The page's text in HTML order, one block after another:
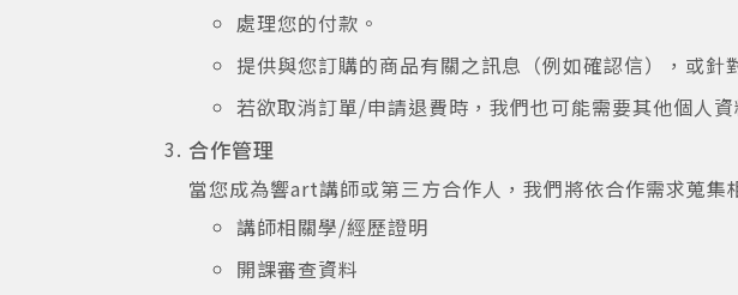
處理您的付款。
提供與您訂購的商品有關之訊息（例如確認信），或針
若欲取消訂單/申請退費時，我們也可能需要其他個人
合作管理
當您成為響art講師或第三方合作人，我們將依合作需求蒐集
講師相關學/經歷證明
開課審查資料